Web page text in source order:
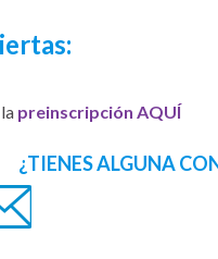
preinscripción AQUÍ
¿TIENES ALGUNA